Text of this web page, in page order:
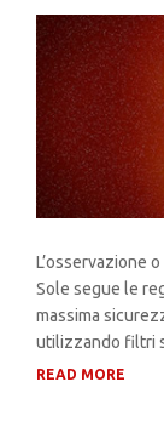
L’osservazione
Sole segue le
massima
utilizzando filtri
READ MORE